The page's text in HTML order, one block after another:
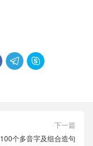
 
下一篇
100个多音字及组合造句